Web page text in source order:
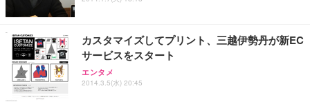
カスタマイズしてプリント、三越伊勢丹が新EC
サービスをスタート
エンタメ
2014.3.5(水) 20:45